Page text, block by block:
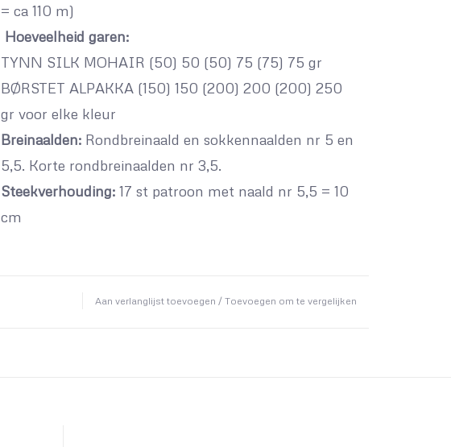
= ca 110 m)
Hoeveelheid garen:
TYNN SILK MOHAIR (50) 50 (50) 75 (75) 75 gr
BØRSTET ALPAKKA (150) 150 (200) 200 (200) 250
gr voor elke kleur
Breinaalden:Rondbreinaald en sokkennaalden nr 5 en
5,5. Korte rondbreinaalden nr 3,5.
Steekverhouding:17 st patroon met naald nr 5,5 = 10
cm
Aan verlanglijst toevoegen / Toevoegen om te vergelijken